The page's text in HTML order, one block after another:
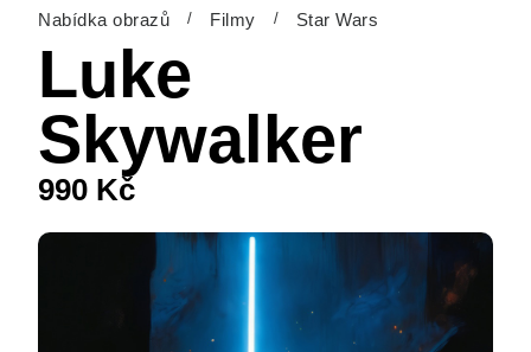
Nabídka obrazů / Filmy / Star Wars
Luke
Skywalker
990 Kč